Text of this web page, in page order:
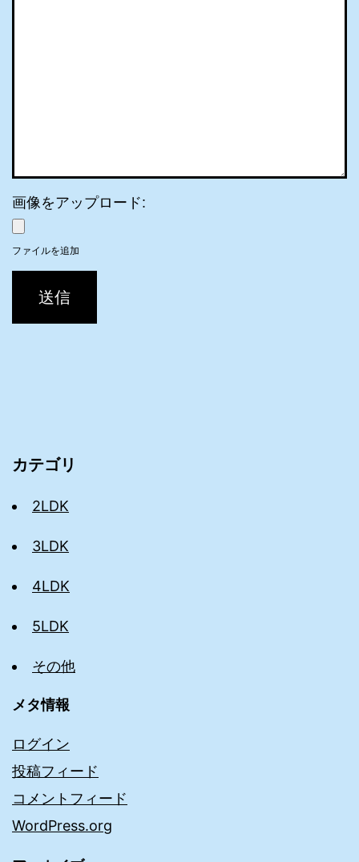
画像をアップロード:
ファイルを追加
送信
カテゴリ
2LDK
3LDK
4LDK
5LDK
その他
メタ情報
ログイン
投稿フィード
コメントフィード
WordPress.org